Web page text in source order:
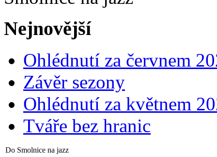
Nejnovější
Ohlédnutí za červnem
Závěr sezony
Ohlédnutí za květnem
Tváře bez hranic
Do Smolnice na jazz